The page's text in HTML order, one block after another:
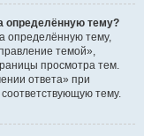
определённую тему?
определённую тему,
темой»,
просмотра тем.
ответа» при
тему.